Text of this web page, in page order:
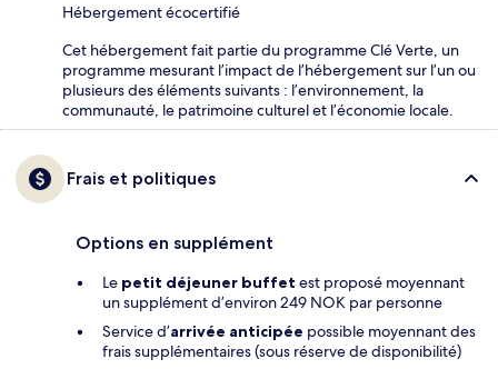
Hébergement écocertifié
Cet hébergement fait partie du programme Clé Verte, un
programme mesurant l’impact de l’hébergement sur l’un ou
plusieurs des éléments suivants : l’environnement, la
communauté, le patrimoine culturel et l’économie locale.
Frais et politiques
Options en supplément
Le petit déjeuner buffet est proposé moyennant
un supplément d’environ 249 NOK par personne
Service d’arrivée anticipée possible moyennant des
frais supplémentaires (sous réserve de disponibilité)